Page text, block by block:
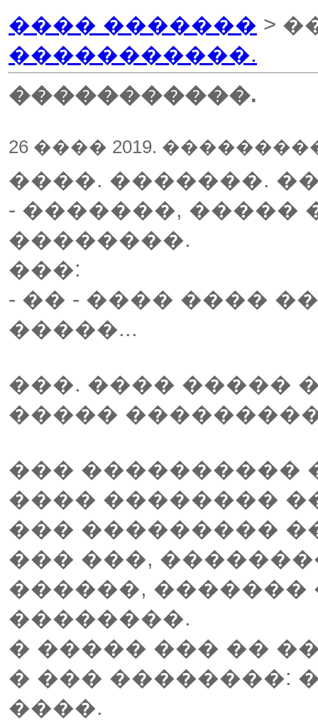
���� ������� >
�����������.
�����������.
26 ���� 2019.
����. �������.
- �������, �����
��������.
���:
- �� - ���� ����
�����...
���. ���� �����
�����
��� ����������
���� ��������
��� ���������
��� ���,
������, �������
��������.
� ����� ��� ��
� ��� ��������:
����.